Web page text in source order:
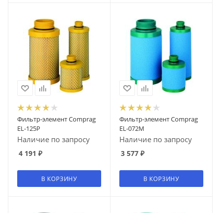
Фильтр-элемент Comprag
EL-125P
Наличие по запросу
4 191 ₽
В КОРЗИНУ
Фильтр-элемент Comprag
EL-072M
Наличие по запросу
3 577 ₽
В КОРЗИНУ